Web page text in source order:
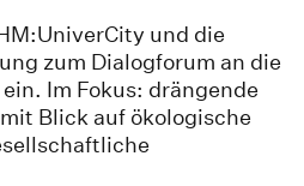
und die
zum Dialogforum an die
Im Fokus: drängende
Blick auf ökologische